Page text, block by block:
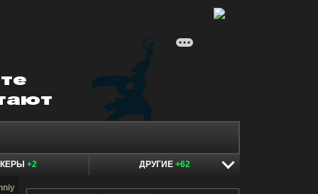
+2 ДРУГИЕ +62